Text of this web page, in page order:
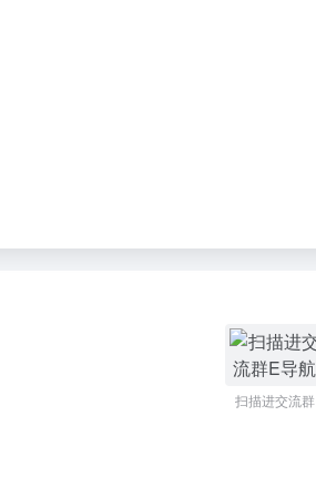
扫描进交流群